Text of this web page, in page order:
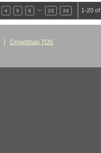
4 5 6 23 24 1-20
Crowdmap TOS